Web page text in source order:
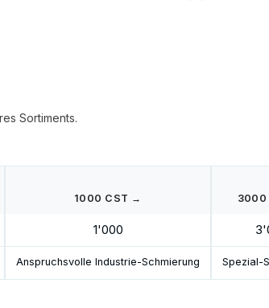
Sortiments.
1000 CST → 3000
1'000
Anspruchsvolle Industrie-Schmierung Spezial-